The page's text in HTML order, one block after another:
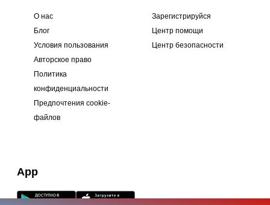
О нас
Блог
Условия пользования
Авторское право
Политика
конфиденциальности
Предпочтения cookie-
файлов
Зарегистрируйся
Центр помощи
Центр безопасности
App